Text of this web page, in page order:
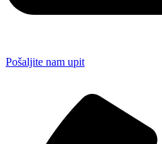
Pošaljite nam upit